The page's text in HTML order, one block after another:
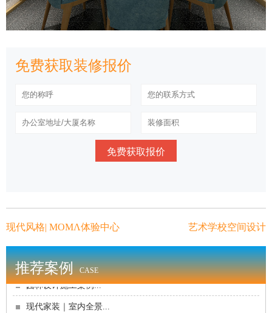
免费获取装修报价
免费获取报价
现代风格| MOMΛ体验中心 艺术学校空间设计
推荐案例 CASE
园林设计施工案例...
现代家装｜室内全景｜客厅...
家装场景｜现代客厅...
道路标线漆施工系列...
内外墙涂料施工系列...
园林设计施工案例...
现代家装｜室内全景...